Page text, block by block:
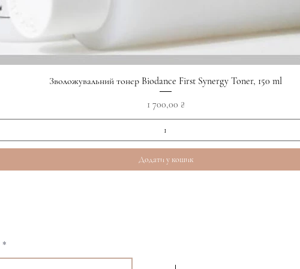
Швидкий перегляд
Зволожувальний тонер Biodance First Synergy Toner, 150 ml
Ціна
1 700,00 ₴
Додати у кошик